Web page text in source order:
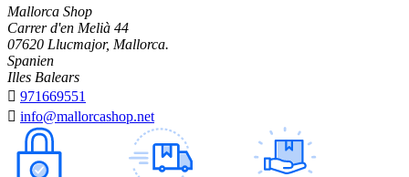
Mallorca Shop
Carrer d'en Melià 44
07620 Llucmajor, Mallorca.
Spanien
Illes Balears
 971669551
 info@mallorcashop.net